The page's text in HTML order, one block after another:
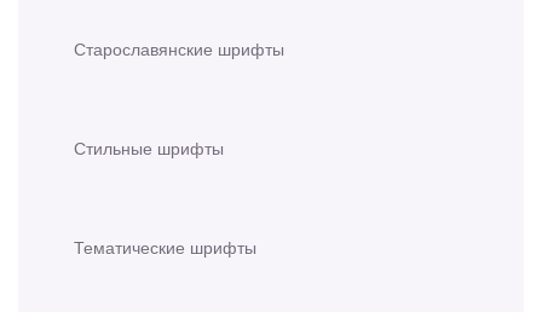
Старославянские шрифты
Стильные шрифты
Тематические шрифты